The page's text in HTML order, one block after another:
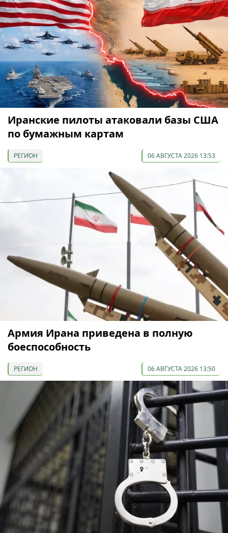
Иранские пилоты атаковали базы США
по бумажным картам
РЕГИОН 06 АВГУСТА 2026 13:53
Армия Ирана приведена в полную
боеспособность
РЕГИОН 06 АВГУСТА 2026 13:50